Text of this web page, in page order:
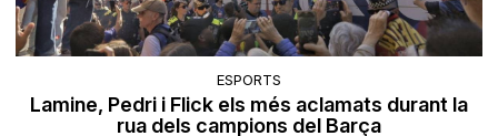
ESPORTS
Lamine, Pedri i Flick els més aclamats durant la
rua dels campions del Barça